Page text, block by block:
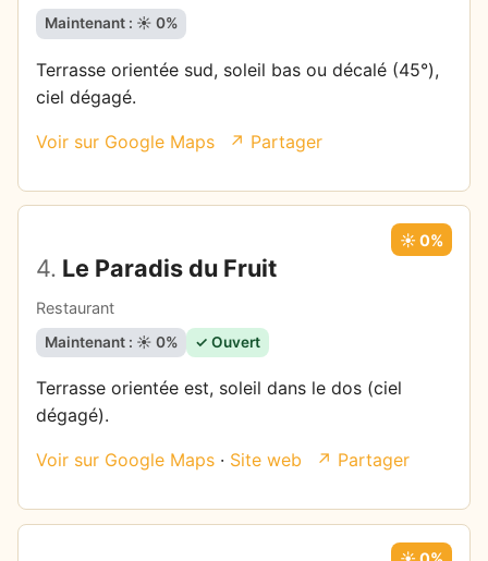
Maintenant : ☀️ 0%
Terrasse orientée sud, soleil bas ou décalé (45°),
ciel dégagé.
Voir sur Google Maps ↗ Partager
4. Le Paradis du Fruit
Restaurant
☀️ 0%
Maintenant : ☀️ 0% ✓ Ouvert
Terrasse orientée est, soleil dans le dos (ciel
dégagé).
Voir sur Google Maps · Site web ↗ Partager